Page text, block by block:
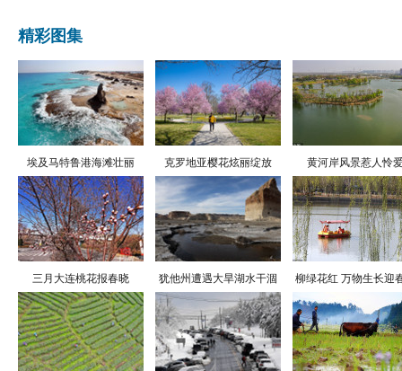
精彩图集
埃及马特鲁港海滩壮丽 克罗地亚樱花炫丽绽放 黄河岸风景惹人怜
三月大连桃花报春晓 犹他州遭遇大旱湖水干涸 柳绿花红 万物生长迎